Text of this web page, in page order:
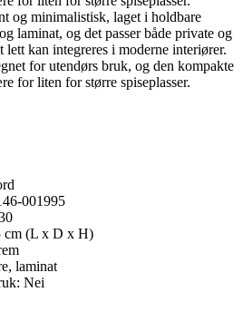
og minimalistisk, laget i holdbare
laminat, og det passer både private og
kan integreres i moderne interiører.
for utendørs bruk, og den kompakte
for liten for større spiseplasser.
001995
cm (L x D x H)
laminat
Nei